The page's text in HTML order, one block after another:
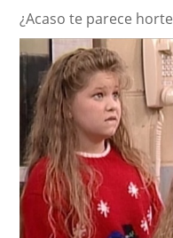
¿Acaso te parece